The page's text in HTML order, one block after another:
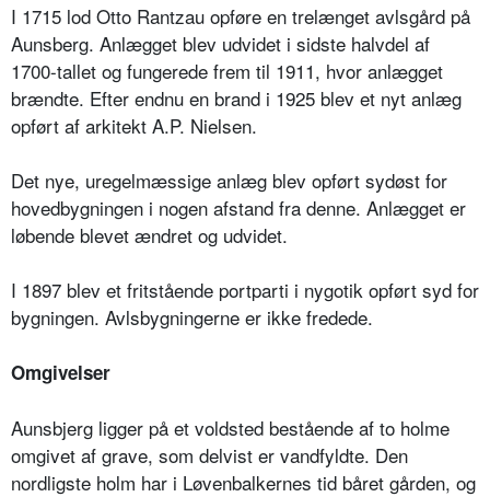
I 1715 lod Otto Rantzau opføre en trelænget avlsgård på
Aunsberg. Anlægget blev udvidet i sidste halvdel af
1700-tallet og fungerede frem til 1911, hvor anlægget
brændte. Efter endnu en brand i 1925 blev et nyt anlæg
opført af arkitekt A.P. Nielsen.
Det nye, uregelmæssige anlæg blev opført sydøst for
hovedbygningen i nogen afstand fra denne. Anlægget er
løbende blevet ændret og udvidet.
I 1897 blev et fritstående portparti i nygotik opført syd for
bygningen. Avlsbygningerne er ikke fredede.
Omgivelser
Aunsbjerg ligger på et voldsted bestående af to holme
omgivet af grave, som delvist er vandfyldte. Den
nordligste holm har i Løvenbalkernes tid båret gården, og